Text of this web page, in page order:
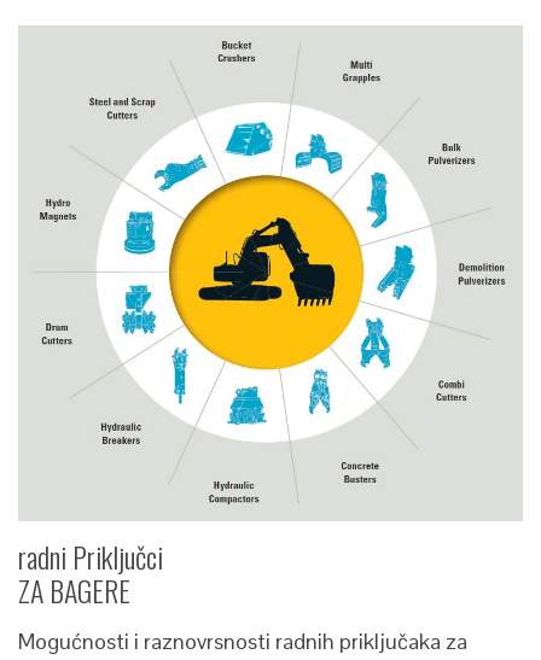
radni Priključci
ZA BAGERE
Mogućnosti i raznovrsnosti radnih priključaka za